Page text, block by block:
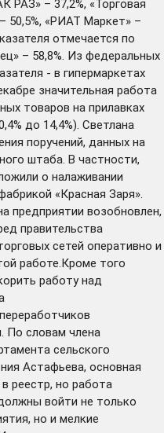
РАЗ» – 37,2%, «Торговая
50,5%, «РИАТ Маркет» –
отмечается по
– 58,8%. Из федеральных
- в гипермаркетах
значительная работа
товаров на прилавках
до 14,4%). Светлана
поручений, данных на
штаба. В частности,
о налаживании
«Красная Заря».
предприятии возобновлен,
правительства
сетей оперативно и
работе.Кроме того
работу над
По словам члена
сельского
Астафьева, основная
реестр, но работа
войти не только
но и мелкие